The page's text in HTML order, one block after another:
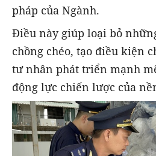
pháp của Ngành.
Điều này giúp loại bỏ
chồng chéo, tạo điều kiện
tư nhân phát triển mạnh
động lực chiến lược của